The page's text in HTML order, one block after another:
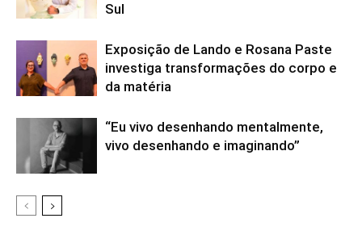
Sul
Exposição de Lando e Rosana Paste
investiga transformações do corpo e
da matéria
“Eu vivo desenhando mentalmente,
vivo desenhando e imaginando”